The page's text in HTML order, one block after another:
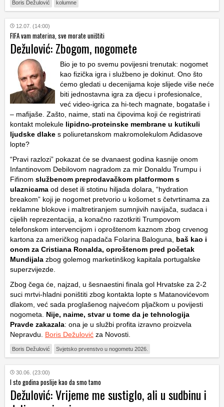
Boris Dežulović kolumne
12.07. (14:00)
FIFA vam materina, sve morate uništiti
Dežulović: Zbogom, nogomete
Bio je to po svemu povijesni trenutak: nogomet
kao fizička igra i službeno je dokinut. Ono što
ćemo gledati u decenijama koje slijede više neće
biti jednostavna igra za djecu i profesionalce,
već video-igrica za hi-tech magnate, bogataše i
– mafijaše. Zašto, naime, stati na čipovima koji će registrirati
kontakt molekule lipidno-proteinske membrane u kutikuli
ljudske dlake s poliuretanskom makromolekulom Adidasove
lopte?
“Pravi razlozi” pokazat će se dvanaest godina kasnije onom
Infantinovom Debilovom nagradom za mir Donaldu Trumpu i
Fifinom službenom preprodavačkom platformom s
ulaznicama od deset ili stotinu hiljada dolara, “hydration
breakom” koji je nogomet pretvorio u košomet s četvrtinama za
reklamne blokove i maltretiranjem sumnjivih navijača, sudaca i
cijelih reprezentacija, a konačno razotkriti Trumpovom
telefonskom intervencijom i oproštenom kaznom zbog crvenog
kartona za američkog napadača Folarina Baloguna
baš kao i
onom za Cristiana Ronalda, oproštenom pred početak
Mundijala zbog golemog marketinškog kapitala portugalske
superzvijezde.
Zbog čega će, najzad, u šesnaestini finala gol Hrvatske za 2-2
suci mrtvi-hladni poništiti zbog kontakta lopte s Matanovićevom
dlakom, već sada proglašenog najvećom pljačkom u povijesti
nogometa.
Nije, naime, stvar u tome da je tehnologija
Pravde zakazala: ona je u službi profita izravno proizvela
Nepravdu. Boris Dežulović za Novosti.
Boris Dežulović Svjetsko prvenstvo u nogometu 2026.
30.06. (23:00)
I sto godina poslije kao da smo tamo
Dežulović: Vrijeme me sustiglo, ali u sudbinu i